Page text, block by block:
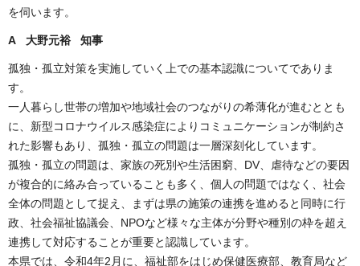
を伺います。
A 大野元裕 知事
孤独・孤立対策を実施していく上での基本認識についてでありま
す。
一人暮らし世帯の増加や地域社会のつながりの希薄化が進むととも
に、新型コロナウイルス感染症によりコミュニケーションが制約さ
れた影響もあり、孤独・孤立の問題は一層深刻化しています。
孤独・孤立の問題は、家族の死別や生活困窮、DV、虐待などの要因
が複合的に絡み合っていることも多く、個人の問題ではなく、社会
全体の問題として捉え、まずは県の施策の連携を進めると同時に行
政、社会福祉協議会、NPOなど様々な主体が分野や種別の枠を超え
連携して対応することが重要と認識しています。
本県では、令和4年2月に、福祉部をはじめ保健医療部、教育局など